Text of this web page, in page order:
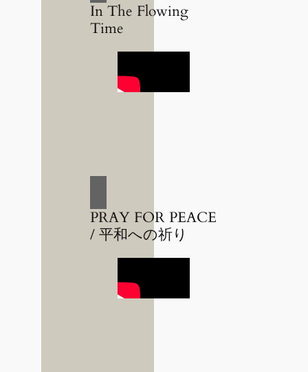
In The Flowing
Time
PRAY FOR PEACE
/ 平和への祈り